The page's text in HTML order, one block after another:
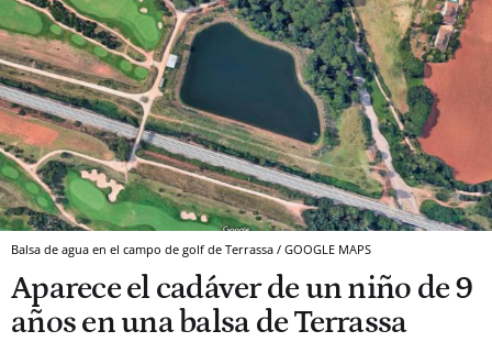
Balsa de agua en el campo de golf de Terrassa / GOOGLE MAPS
Aparece el cadáver de un niño de 9
años en una balsa de Terrassa